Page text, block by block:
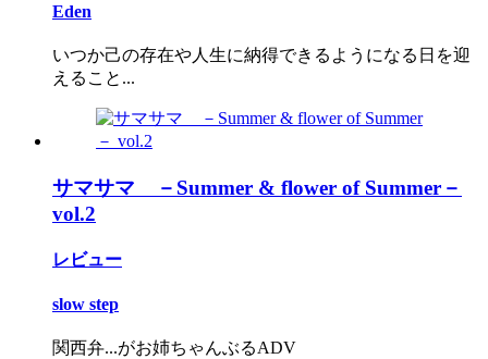
Eden
いつか己の存在や人生に納得できるようになる日を迎
えること...
サマサマ －Summer & flower of Summer－
vol.2
レビュー
slow step
関西弁...がお姉ちゃんぶるADV